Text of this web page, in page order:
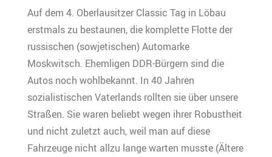
Auf dem 4. Oberlausitzer Classic Tag in Löbau
erstmals zu bestaunen, die komplette Flotte der
russischen (sowjetischen) Automarke
Moskwitsch. Ehemligen DDR-Bürgern sind die
Autos noch wohlbekannt. In 40 Jahren
sozialistischen Vaterlands rollten sie über unsere
Straßen. Sie waren beliebt wegen ihrer Robustheit
und nicht zuletzt auch, weil man auf diese
Fahrzeuge nicht allzu lange warten musste (Ältere